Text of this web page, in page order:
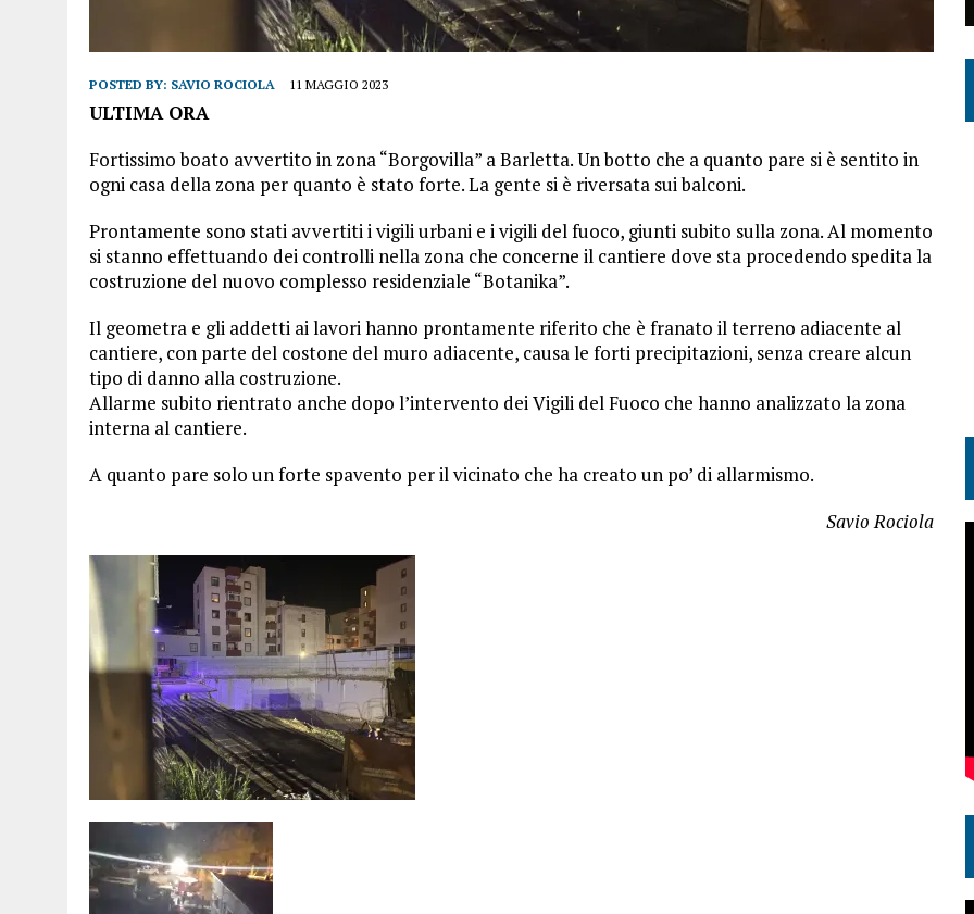
POSTED BY: SAVIO ROCIOLA 11 MAGGIO 2023
ULTIMA ORA
Fortissimo boato avvertito in zona “Borgovilla” a Barletta. Un botto che a quanto pare si è sentito in
ogni casa della zona per quanto è stato forte. La gente si è riversata sui balconi.
Prontamente sono stati avvertiti i vigili urbani e i vigili del fuoco, giunti subito sulla zona. Al momento
si stanno effettuando dei controlli nella zona che concerne il cantiere dove sta procedendo spedita la
costruzione del nuovo complesso residenziale “Botanika”.
Il geometra e gli addetti ai lavori hanno prontamente riferito che è franato il terreno adiacente al
cantiere, con parte del costone del muro adiacente, causa le forti precipitazioni, senza creare alcun
tipo di danno alla costruzione.
Allarme subito rientrato anche dopo l’intervento dei Vigili del Fuoco che hanno analizzato la zona
interna al cantiere.
A quanto pare solo un forte spavento per il vicinato che ha creato un po’ di allarmismo.
Savio Rociola